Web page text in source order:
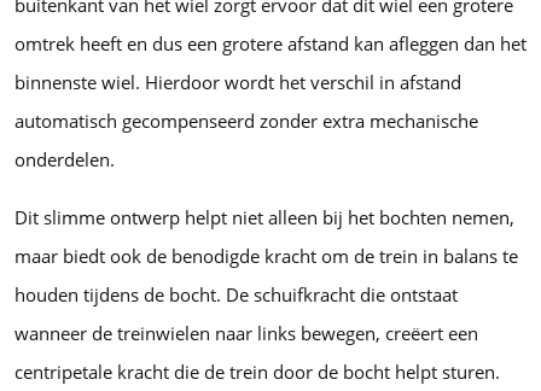
omtrek heeft en dus een grotere afstand kan afleggen dan het
binnenste wiel. Hierdoor wordt het verschil in afstand
automatisch gecompenseerd zonder extra mechanische
onderdelen.
Dit slimme ontwerp helpt niet alleen bij het bochten nemen,
maar biedt ook de benodigde kracht om de trein in balans te
houden tijdens de bocht. De schuifkracht die ontstaat
wanneer de treinwielen naar links bewegen, creëert een
centripetale kracht die de trein door de bocht helpt sturen.